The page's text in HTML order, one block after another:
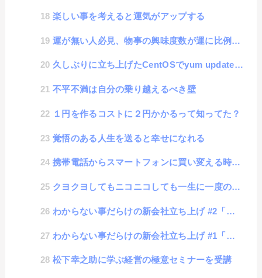
楽しい事を考えると運気がアップする
運が無い人必見、物事の興味度数が運に比例する
久しぶりに立ち上げたCentOSでyum updateがうまく動作しない時の対処法
不平不満は自分の乗り越えるべき壁
１円を作るコストに２円かかるって知ってた？
覚悟のある人生を送ると幸せになれる
携帯電話からスマートフォンに買い変える時のポイント
クヨクヨしてもニコニコしても一生に一度の人生
わからない事だらけの新会社立ち上げ #2「印鑑作成編」
わからない事だらけの新会社立ち上げ #1「準備編」
松下幸之助に学ぶ経営の極意セミナーを受講